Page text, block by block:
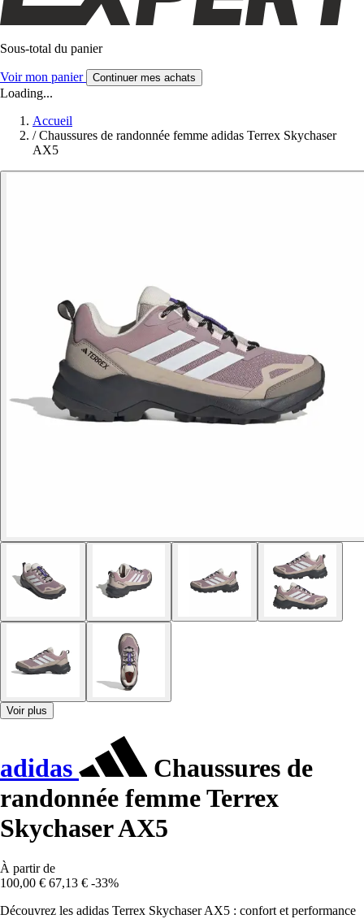
Sous-total du panier
Voir mon panier Continuer mes achats
Loading...
Accueil
/ Chaussures de randonnée femme adidas Terrex Skychaser
AX5
Voir plus
adidas
Chaussures de
randonnée femme Terrex
Skychaser AX5
À partir de
100,00 € 67,13 € -33%
Découvrez les adidas Terrex Skychaser AX5 : confort et performance